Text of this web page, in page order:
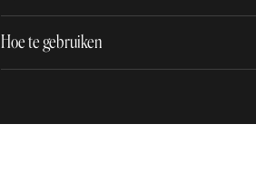
Hoe te gebruiken